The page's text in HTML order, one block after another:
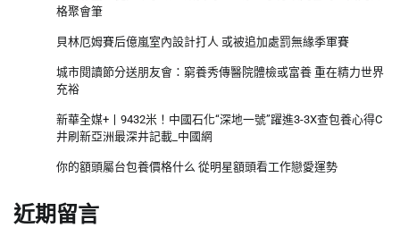
格聚會筆
貝林厄姆賽后億嵐室內設計打人 或被追加處罰無緣季軍賽
城市閱讀節分送朋友會：窮養秀傳醫院體檢或富養 重在精力世界
充裕
新華全媒+丨9432米！中國石化“深地一號”躍進3-3X查包養心得C
井刷新亞洲最深井記載_中國網
你的額頭屬台包養價格什么 從明星額頭看工作戀愛運勢
近期留言